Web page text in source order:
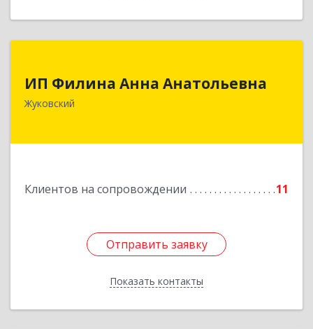
ИП Филина Анна Анатольевна
Жуковский
Клиентов на сопровождении 11
Отправить заявку
Показать контакты
Подробнее
Отправить заявку
Назад